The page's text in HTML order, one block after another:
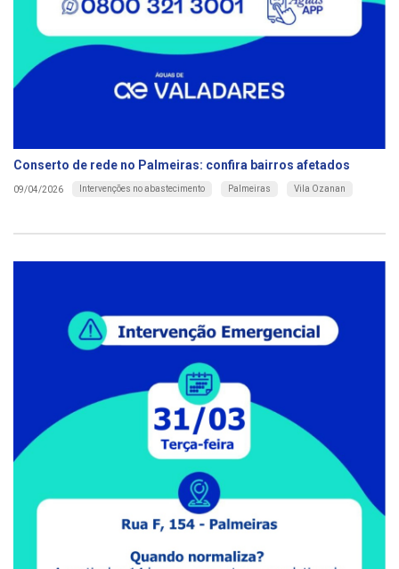
Conserto de rede no Palmeiras: confira bairros afetados
09/04/2026 Intervenções no abastecimento Palmeiras Vila Ozanan